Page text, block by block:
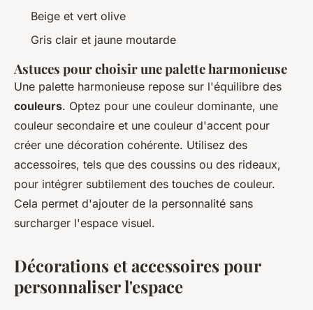
Beige et vert olive
Gris clair et jaune moutarde
Astuces pour choisir une palette harmonieuse
Une palette harmonieuse repose sur l'équilibre des
couleurs. Optez pour une couleur dominante, une
couleur secondaire et une couleur d'accent pour
créer une décoration cohérente. Utilisez des
accessoires, tels que des coussins ou des rideaux,
pour intégrer subtilement des touches de couleur.
Cela permet d'ajouter de la personnalité sans
surcharger l'espace visuel.
Décorations et accessoires pour
personnaliser l'espace